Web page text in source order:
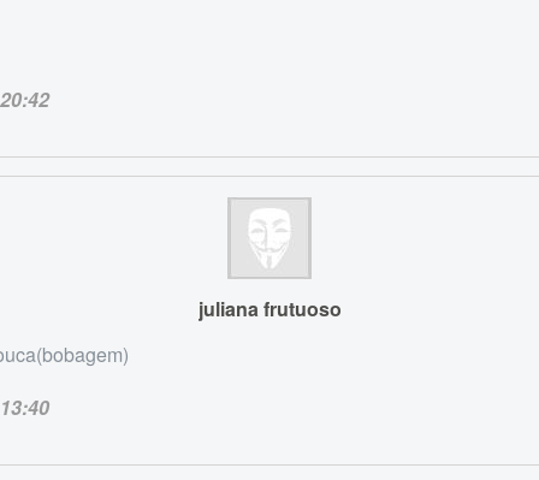
20:42
juliana frutuoso
13:40